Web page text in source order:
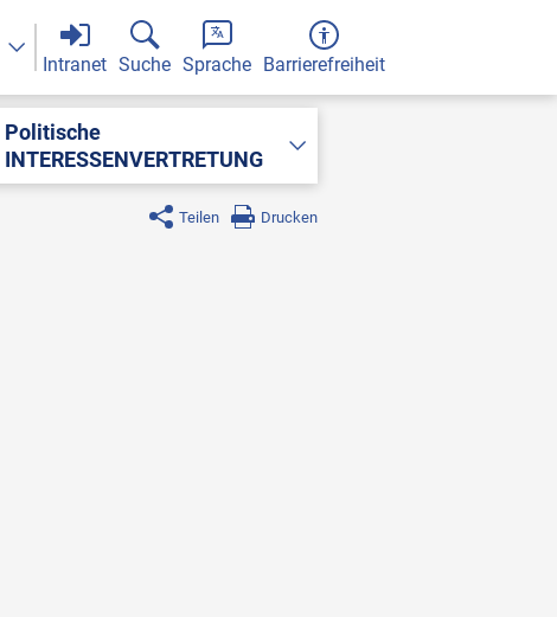
Intranet Suche Sprache Barrierefreiheit
Politische
INTERESSENVERTRETUNG
Teilen Drucken